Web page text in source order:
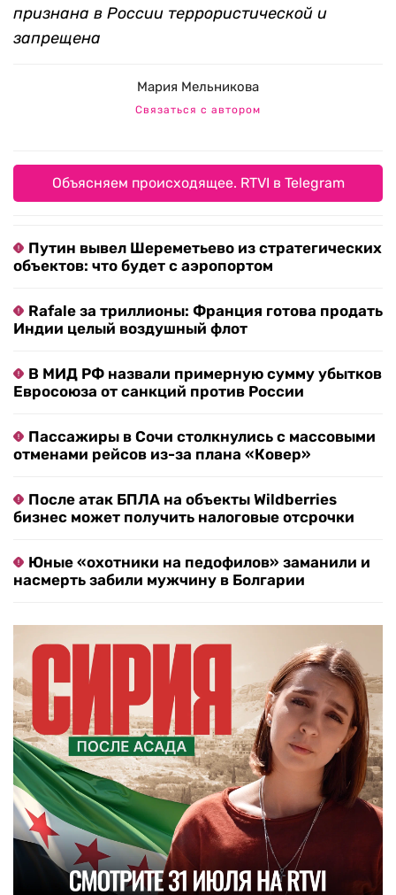
признана в России террористической и
запрещена
Мария Мельникова
Связаться с автором
Объясняем происходящее. RTVI в Telegram
Путин вывел Шереметьево из стратегических
объектов: что будет с аэропортом
Rafale за триллионы: Франция готова продать
Индии целый воздушный флот
В МИД РФ назвали примерную сумму убытков
Евросоюза от санкций против России
Пассажиры в Сочи столкнулись с массовыми
отменами рейсов из-за плана «Ковер»
После атак БПЛА на объекты Wildberries
бизнес может получить налоговые отсрочки
Юные «охотники на педофилов» заманили и
насмерть забили мужчину в Болгарии